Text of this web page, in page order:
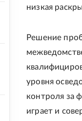
низкая
Решение
уровня
контроля за
играет и